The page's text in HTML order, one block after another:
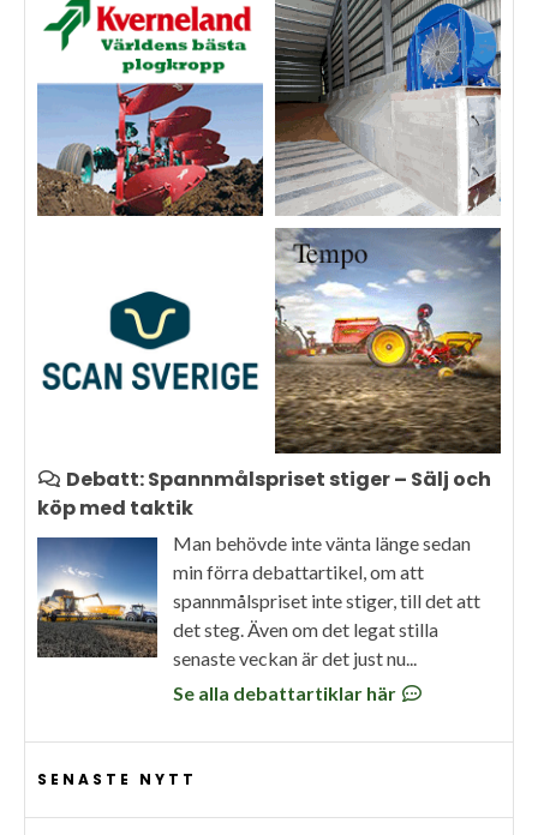
Debatt: Spannmålspriset stiger – Sälj och
köp med taktik
Man behövde inte vänta länge sedan
min förra debattartikel, om att
spannmålspriset inte stiger, till det att
det steg. Även om det legat stilla
senaste veckan är det just nu...
Se alla debattartiklar här
SENASTE NYTT